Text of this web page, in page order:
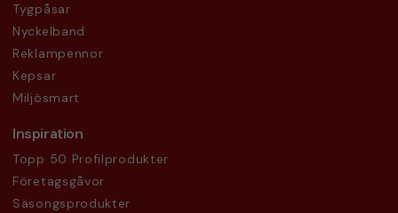
Tygpåsar
Nyckelband
Reklampennor
Kepsar
Miljösmart
Inspiration
Topp 50 Profilprodukter
Företagsgåvor
Säsongsprodukter